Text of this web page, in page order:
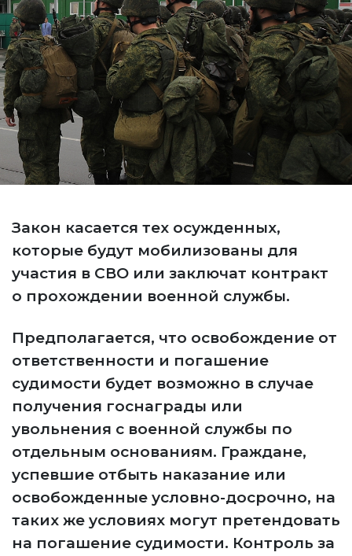
Закон касается тех осужденных,
которые будут мобилизованы для
участия в СВО или заключат контракт
о прохождении военной службы.
Предполагается, что освобождение от
ответственности и погашение
судимости будет возможно в случае
получения госнаграды или
увольнения с военной службы по
отдельным основаниям. Граждане,
успевшие отбыть наказание или
освобожденные условно-досрочно, на
таких же условиях могут претендовать
на погашение судимости. Контроль за